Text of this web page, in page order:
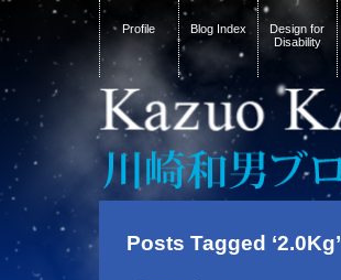
Profile Blog Index
Design for
Disability
Posts Tagged ‘2.0Kg’